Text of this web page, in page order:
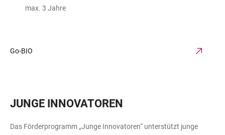
max. 3 Jahre
Go-BIO
JUNGE INNOVATOREN
Das Förderprogramm „Junge Innovatoren“ unterstützt junge